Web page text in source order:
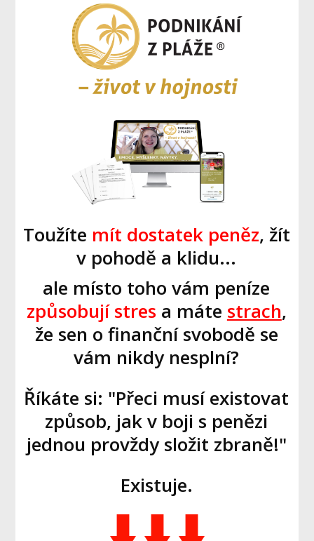
Toužíte mít dostatek peněz, žít
v pohodě a klidu...
ale místo toho vám peníze
způsobují stres a máte strach,
že sen o finanční svobodě se
vám nikdy nesplní?
Říkáte si: "Přeci musí existovat
způsob, jak v boji s penězi
jednou provždy složit zbraně!"
Existuje.